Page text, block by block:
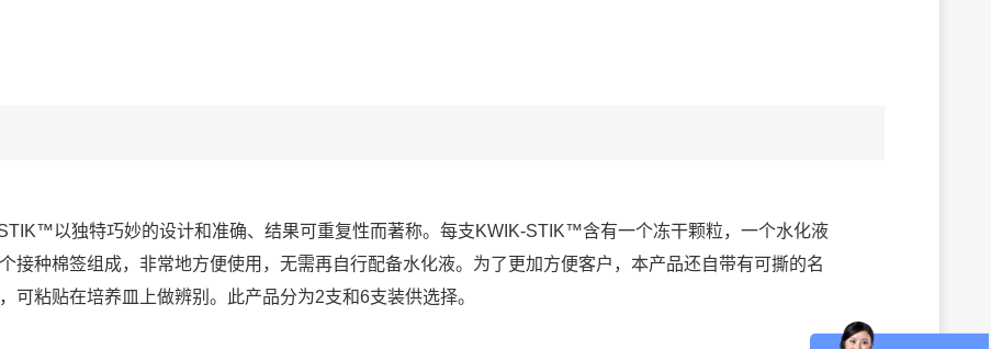
以独特巧妙的设计和准确、结果可重复性而著称。每支KWIK-STIK™含有一个冻干颗粒，一个水化液
接种棉签组成，非常地方便使用，无需再自行配备水化液。为了更加方便客户，本产品还自带有可撕的名
可粘贴在培养皿上做辨别。此产品分为2支和6支装供选择。